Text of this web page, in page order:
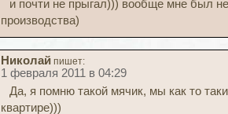
и почти не прыгал))) вообще мне был
производства)
Николай пишет:
1 февраля 2011 в 04:29
Да, я помню такой мячик, мы как то
квартире)))